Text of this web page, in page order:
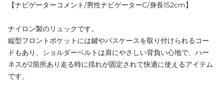
【ナビゲーターコメント/男性ナビゲーターC/身長152cm】
ナイロン製のリュックです。
縦型フロントポケットには鍵やパスケースを取り付けられるコー
ドもあり、ショルダーベルトは肩にやさしい背負い心地で、ハー
ネスが2箇所あり走る時に揺れが固定されて快適に使えるアイテム
です。